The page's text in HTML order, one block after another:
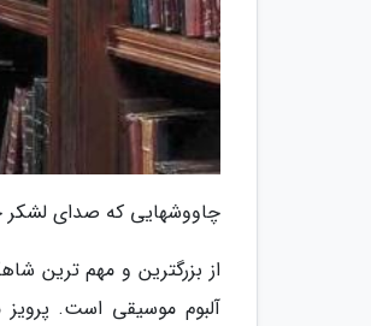
چاووشهایی که صدای لشکر
آلبوم موسیقی است.